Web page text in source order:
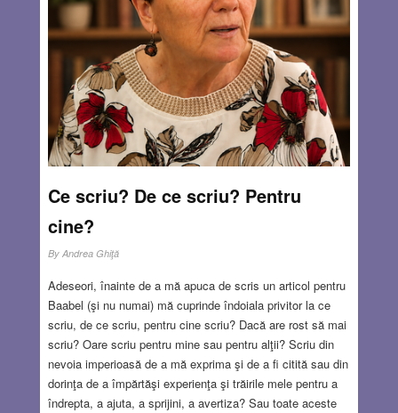
Ce scriu? De ce scriu? Pentru
cine?
By Andrea Ghiţă
Adeseori, înainte de a mă apuca de scris un articol pentru
Baabel (şi nu numai) mă cuprinde îndoiala privitor la ce
scriu, de ce scriu, pentru cine scriu? Dacă are rost să mai
scriu? Oare scriu pentru mine sau pentru alţii? Scriu din
nevoia imperioasă de a mă exprima şi de a fi citită sau din
dorinţa de a împărtăşi experienţa şi trăirile mele pentru a
îndrepta, a ajuta, a sprijini, a avertiza? Sau toate aceste